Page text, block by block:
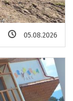
05.08.2026